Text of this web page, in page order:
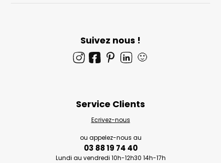
Suivez nous !
🙂
Service Clients
Ecrivez-nous
ou appelez-nous au
03 88 19 74 40
Lundi au vendredi 10h-12h30 14h-17h